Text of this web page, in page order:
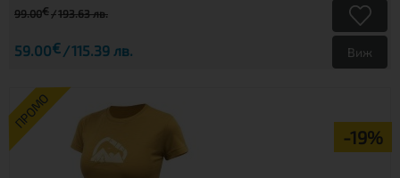
99.00€ 193.63 лв.
59.00€ 115.39 лв. Виж
ПРОМО
-19%